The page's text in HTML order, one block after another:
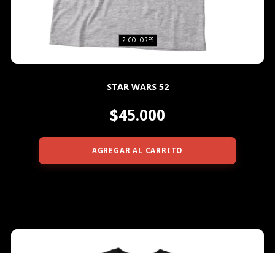
2 COLORES
STAR WARS 52
$45.000
AGREGAR AL CARRITO